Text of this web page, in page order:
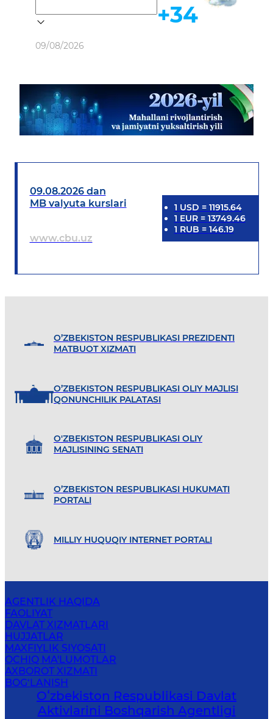
Ob-havo
09/08/2026
+34
09.08.2026 dan
MB valyuta kurslari
www.cbu.uz
1 USD = 11915.64
1 EUR= 13749.46
1 RUB = 146.19
O’ZBEKISTON RESPUBLIKASI PREZIDENTI
MATBUOT XIZMATI
O’ZBEKISTON RESPUBLIKASI OLIY MAJLISI
QONUNCHILIK PALATASI
O'ZBEKISTON RESPUBLIKASI OLIY
MAJLISINING SENATI
O’ZBEKISTON RESPUBLIKASI HUKUMATI
PORTALI
MILLIY HUQUQIY INTERNET PORTALI
AGENTLIK HAQIDA
FAOLIYAT
DAVLAT XIZMATLARI
HUJJATLAR
MAXFIYLIK SIYOSATI
OCHIQ MA'LUMOTLAR
AXBOROT XIZMATI
BOG‘LANISH
Oʻzbekiston Respublikasi Davlat
Aktivlarini Boshqarish Agentligi